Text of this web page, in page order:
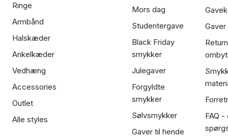
Ringe
Armbånd
Halskæder
Ankelkæder
Vedhæng
Accessories
Outlet
Alle styles
Mors dag
Studentergave
Black Friday
smykker
Julegaver
Forgyldte
smykker
Sølvsmykker
Gaver til hende
FAQ